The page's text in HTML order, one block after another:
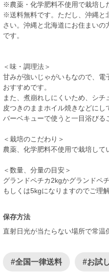
※農薬・化学肥料不使用で栽培し
※送料無料です。ただし、沖縄と
さい。沖縄と北海道にお住まい
です。
＜味・調理法＞
甘みが強いじゃがいもなので、
おすすめです。
また、煮崩れしにくいため、シチ
皮つきのままホイル焼きなどにし
バーベキューで使うと一目浴びる
＜栽培のこだわり＞
農薬、化学肥料不使用で栽培して
＜数量、分量の目安＞
グランドペチカ2kgかグランドペ
もしくは5kgになりますのでご理
保存方法
直射日光が当たらない場所で常温
#全国一律送料 #お試